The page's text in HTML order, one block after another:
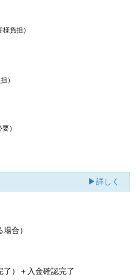
負担）
）
）
▶詳しく
合）
） ＋入金確認完了